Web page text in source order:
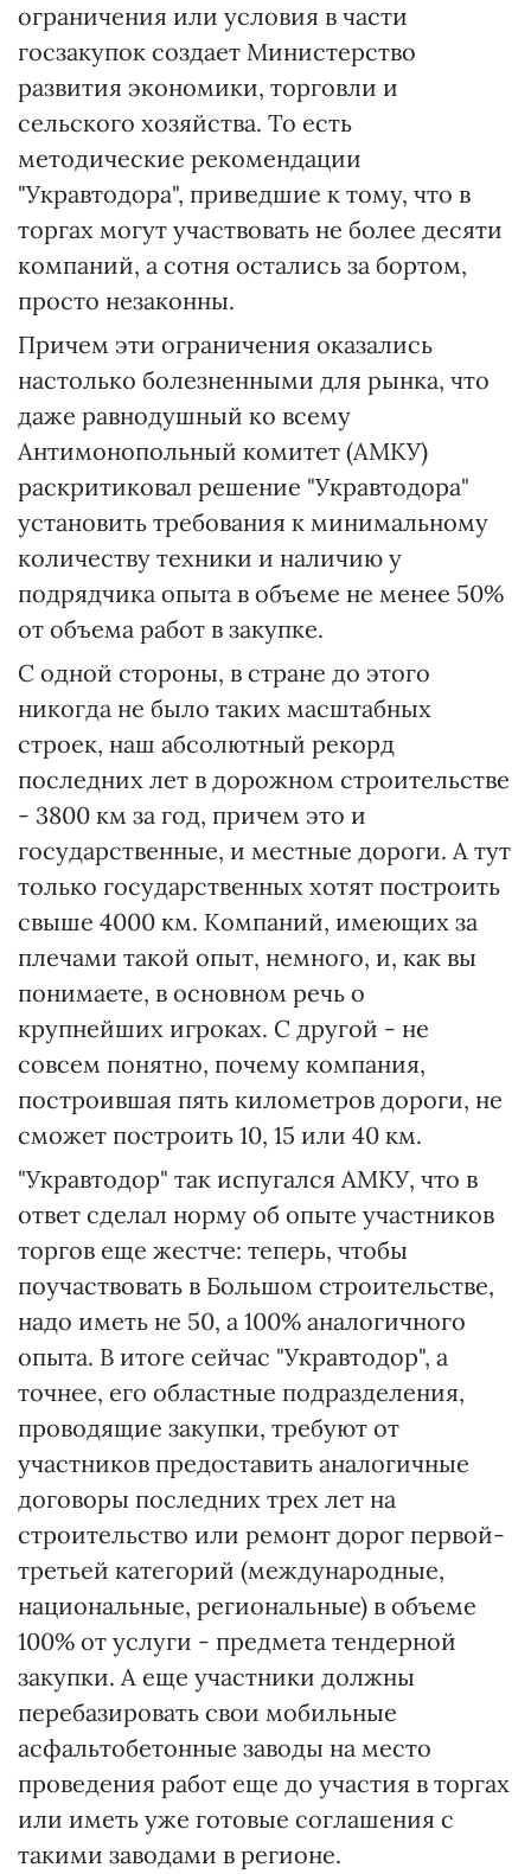
ограничения или условия в части
госзакупок создает Министерство
развития экономики, торговли и
сельского хозяйства. То есть
методические рекомендации
"Укравтодора", приведшие к тому, что в
торгах могут участвовать не более десяти
компаний, а сотня остались за бортом,
просто незаконны.
Причем эти ограничения оказались
настолько болезненными для рынка, что
даже равнодушный ко всему
Антимонопольный комитет (АМКУ)
раскритиковал решение "Укравтодора"
установить требования к минимальному
количеству техники и наличию у
подрядчика опыта в объеме не менее 50%
от объема работ в закупке.
С одной стороны, в стране до этого
никогда не было таких масштабных
строек, наш абсолютный рекорд
последних лет в дорожном строительстве
- 3800 км за год, причем это и
государственные, и местные дороги. А тут
только государственных хотят построить
свыше 4000 км. Компаний, имеющих за
плечами такой опыт, немного, и, как вы
понимаете, в основном речь о
крупнейших игроках. С другой - не
совсем понятно, почему компания,
построившая пять километров дороги, не
сможет построить 10, 15 или 40 км.
"Укравтодор" так испугался АМКУ, что в
ответ сделал норму об опыте участников
торгов еще жестче: теперь, чтобы
поучаствовать в Большом строительстве,
надо иметь не 50, а 100% аналогичного
опыта. В итоге сейчас "Укравтодор", а
точнее, его областные подразделения,
проводящие закупки, требуют от
участников предоставить аналогичные
договоры последних трех лет на
строительство или ремонт дорог первой-
третьей категорий (международные,
национальные, региональные) в объеме
100% от услуги - предмета тендерной
закупки. А еще участники должны
перебазировать свои мобильные
асфальтобетонные заводы на место
проведения работ еще до участия в торгах
или иметь уже готовые соглашения с
такими заводами в регионе.